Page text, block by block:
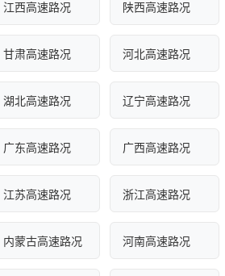
江西高速路况 陕西高速路况
甘肃高速路况 河北高速路况
湖北高速路况 辽宁高速路况
广东高速路况 广西高速路况
江苏高速路况 浙江高速路况
内蒙古高速路况 河南高速路况